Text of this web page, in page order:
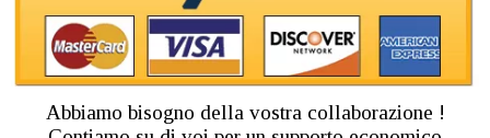
Abbiamo bisogno della vostra collaborazione !